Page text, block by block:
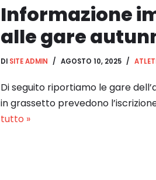
Informazione
alle gare
DI SITE ADMIN AGOSTO 10, 2025
Di seguito riportiamo le gare
in grassetto prevedono
tutto »